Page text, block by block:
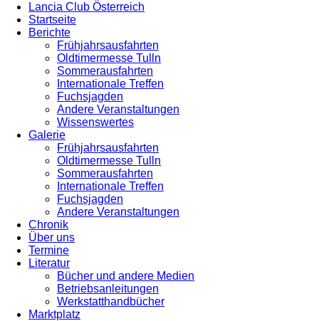
Lancia Club Österreich
Startseite
Berichte
Frühjahrsausfahrten
Oldtimermesse Tulln
Sommerausfahrten
Internationale Treffen
Fuchsjagden
Andere Veranstaltungen
Wissenswertes
Galerie
Frühjahrsausfahrten
Oldtimermesse Tulln
Sommerausfahrten
Internationale Treffen
Fuchsjagden
Andere Veranstaltungen
Chronik
Über uns
Termine
Literatur
Bücher und andere Medien
Betriebsanleitungen
Werkstatthandbücher
Marktplatz